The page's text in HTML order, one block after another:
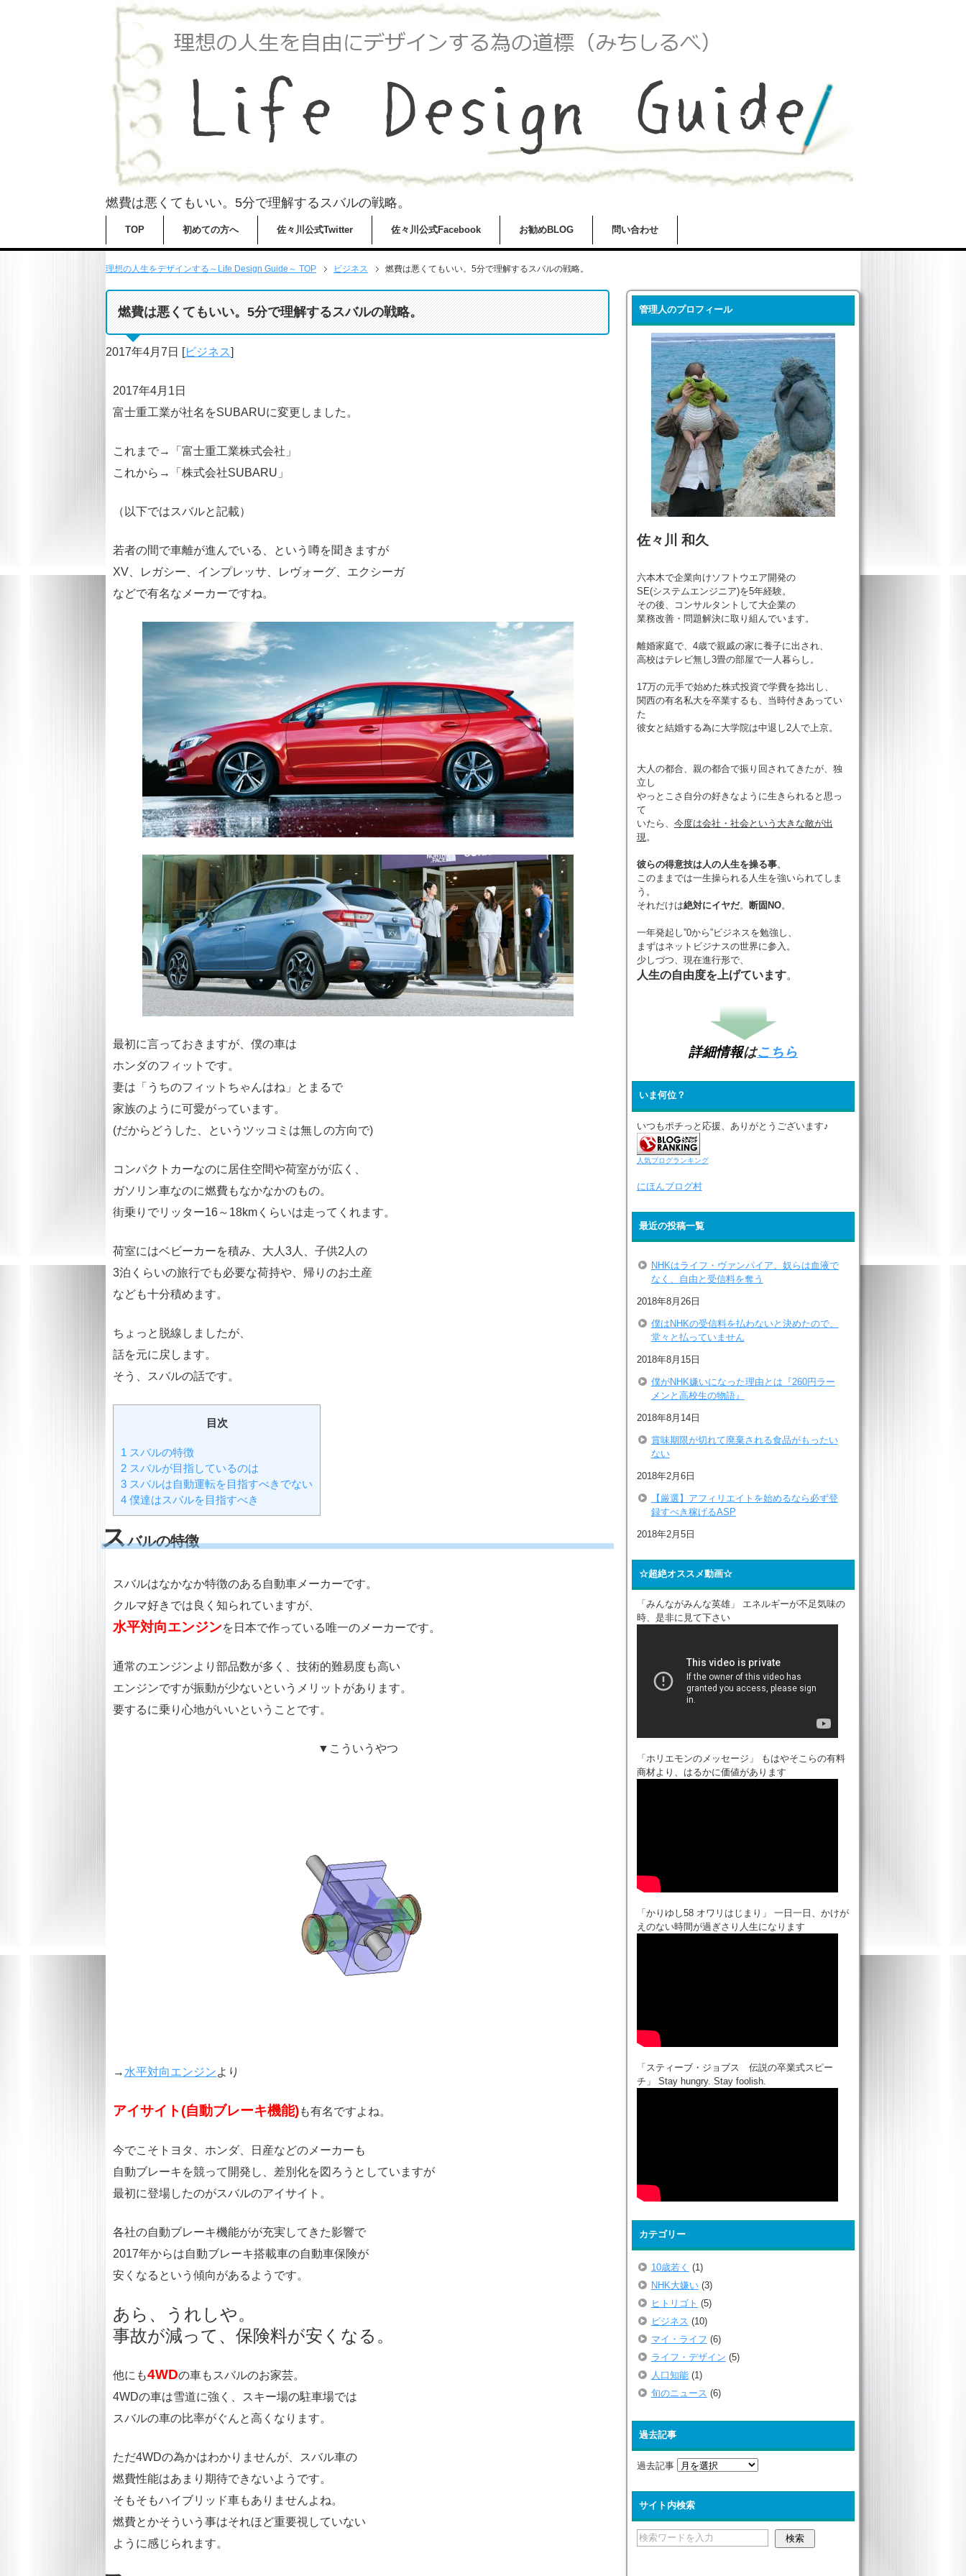
燃費は悪くてもいい。5分で理解するスバルの戦略。
TOP 初めての方へ 佐々川公式Twitter 佐々川公式Facebook お勧めBLOG 問い合わせ
理想の人生をデザインする～Life Design Guide～ TOP ビジネス 燃費は悪くてもいい。5分で理解するスバルの戦略。
燃費は悪くてもいい。5分で理解するスバルの戦略。
2017年4月7日 [ビジネス]
2017年4月1日
富士重工業が社名をSUBARUに変更しました。
これまで→「富士重工業株式会社」
これから→「株式会社SUBARU」
（以下ではスバルと記載）
若者の間で車離が進んでいる、という噂を聞きますが
XV、レガシー、インプレッサ、レヴォーグ、エクシーガ
などで有名なメーカーですね。
最初に言っておきますが、僕の車は
ホンダのフィットです。
妻は「うちのフィットちゃんはね」とまるで
家族のように可愛がっています。
(だからどうした、というツッコミは無しの方向で)
コンパクトカーなのに居住空間や荷室がが広く、
ガソリン車なのに燃費もなかなかのもの。
街乗りでリッター16～18kmくらいは走ってくれます。
荷室にはベビーカーを積み、大人3人、子供2人の
3泊くらいの旅行でも必要な荷持や、帰りのお土産
なども十分積めます。
ちょっと脱線しましたが、
話を元に戻します。
そう、スバルの話です。
目次
1 スバルの特徴
2 スバルが目指しているのは
3 スバルは自動運転を目指すべきでない
4 僕達はスバルを目指すべき
スバルの特徴
スバルはなかなか特徴のある自動車メーカーです。
クルマ好きでは良く知られていますが、
水平対向エンジンを日本で作っている唯一のメーカーです。
通常のエンジンより部品数が多く、技術的難易度も高い
エンジンですが振動が少ないというメリットがあります。
要するに乗り心地がいいということです。
▼こういうやつ
→ 水平対向エンジンより
アイサイト(自動ブレーキ機能)も有名ですよね。
今でこそトヨタ、ホンダ、日産などのメーカーも
自動ブレーキを競って開発し、差別化を図ろうとしていますが
最初に登場したのがスバルのアイサイト。
各社の自動ブレーキ機能がが充実してきた影響で
2017年からは自動ブレーキ搭載車の自動車保険が
安くなるという傾向があるようです。
あら、うれしや。
事故が減って、保険料が安くなる。
他にも4WDの車もスバルのお家芸。
4WDの車は雪道に強く、スキー場の駐車場では
スバルの車の比率がぐんと高くなります。
ただ4WDの為かはわかりませんが、スバル車の
燃費性能はあまり期待できないようです。
そもそもハイブリッド車もありませんよね。
燃費とかそういう事はそれほど重要視していない
ように感じられます。
管理人のプロフィール
佐々川 和久
六本木で企業向けソフトウエア開発の
SE(システムエンジニア)を5年経験。
その後、コンサルタントして大企業の
業務改善・問題解決に取り組んでいます。
離婚家庭で、4歳で親戚の家に養子に出され、
高校はテレビ無し3畳の部屋で一人暮らし。
17万の元手で始めた株式投資で学費を捻出し、
関西の有名私大を卒業するも、当時付きあってい
た
彼女と結婚する為に大学院は中退し2人で上京。
大人の都合、親の都合で振り回されてきたが、独
立し
やっとこさ自分の好きなように生きられると思っ
て
いたら、 今度は会社・社会という大きな敵が出
現。
彼らの得意技は人の人生を操る事。
このままでは一生操られる人生を強いられてしま
う。
それだけは絶対にイヤだ。 断固NO。
一年発起し”0から”ビジネスを勉強し、
まずはネットビジナスの世界に参入。
少しづつ、現在進行形で、
人生の自由度を上げています。
詳細情報はこちら
いま何位？
いつもポチっと応援、ありがとうございます♪
人気ブログランキング
にほんブログ村
最近の投稿一覧
NHKはライフ・ヴァンパイア。奴らは血液で
なく、自由と受信料を奪う
2018年8月26日
僕はNHKの受信料を払わないと決めたので、
堂々と払っていません
2018年8月15日
僕がNHK嫌いになった理由とは『260円ラー
メンと高校生の物語』
2018年8月14日
賞味期限が切れて廃棄される食品がもったい
ない
2018年2月6日
【厳選】アフィリエイトを始めるなら必ず登
録すべき稼げるASP
2018年2月5日
☆超絶オススメ動画☆
「みんながみんな英雄」 エネルギーが不足気味の
時、是非に見て下さい
「ホリエモンのメッセージ」 もはやそこらの有料
商材より、はるかに価値があります
「かりゆし58 オワリはじまり」 一日一日、かけが
えのない時間が過ぎさり人生になります
「スティーブ・ジョブス 伝説の卒業式スピー
チ」 Stay hungry. Stay foolish.
カテゴリー
10歳若く (1)
NHK大嫌い(3)
ヒトリゴト (5)
ビジネス (10)
マイ・ライフ (6)
ライフ・デザイン (5)
人口知能(1)
旬のニュース (6)
過去記事
過去記事
サイト内検索